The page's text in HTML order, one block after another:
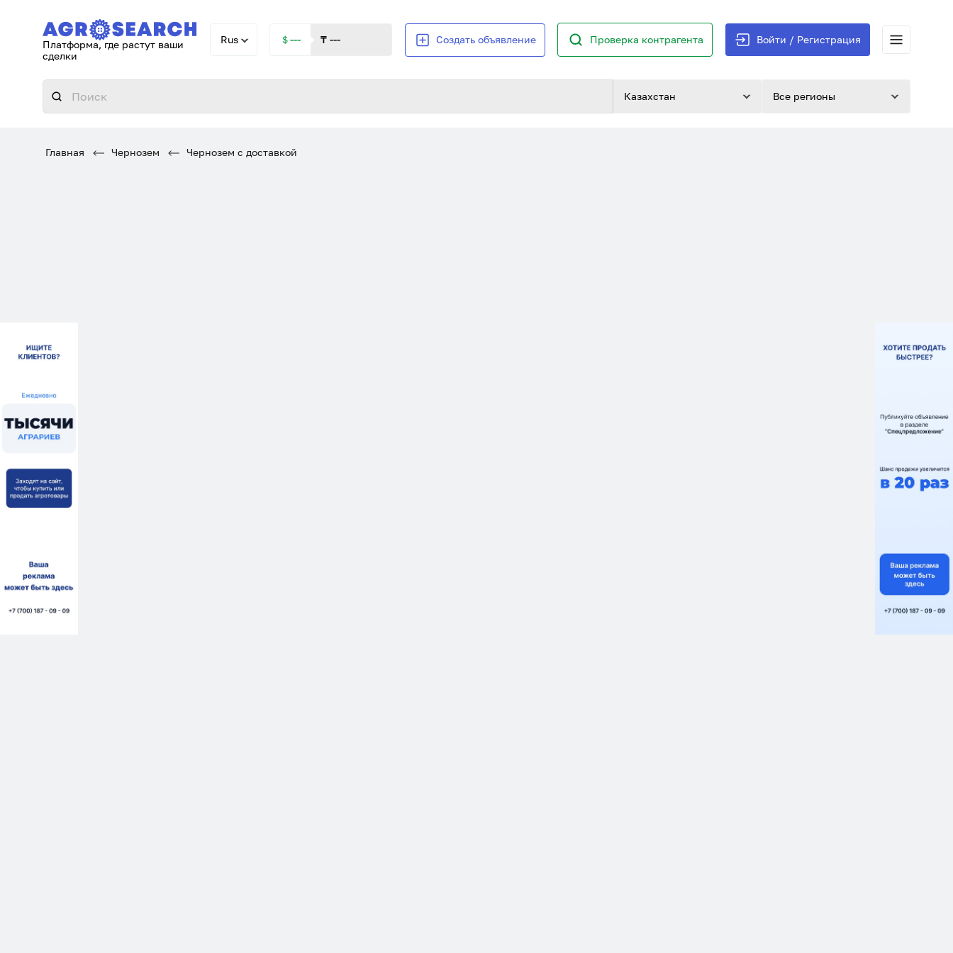
Платформа, где растут ваши
сделки
Rus ＄--- ₸ --- Создать объявление Проверка контрагента Войти / Регистрация
Казахстан Все регионы
Главная Чернозем Чернозем с доставкой